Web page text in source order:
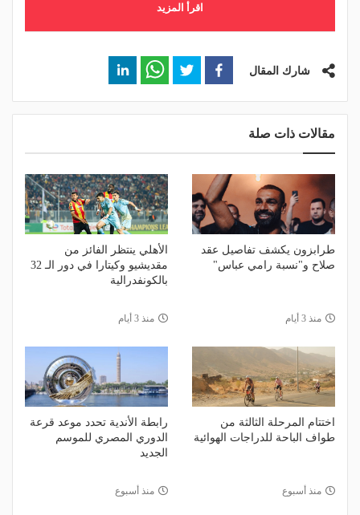
اقرأ المزيد
شارك المقال
مقالات ذات صلة
طرابزون يكشف تفاصيل عقد
صلاح و"نسبة رامي عباس"
منذ 3 أيام
الأهلي ينتظر الفائز من
مقديشيو وكيتارا في دور الـ 32
بالكونفدرالية
منذ 3 أيام
اختتام المرحلة الثالثة من
طواف الباحة للدراجات الهوائية
منذ أسبوع
رابطة الأندية تحدد موعد قرعة
الدوري المصري للموسم
الجديد
منذ أسبوع